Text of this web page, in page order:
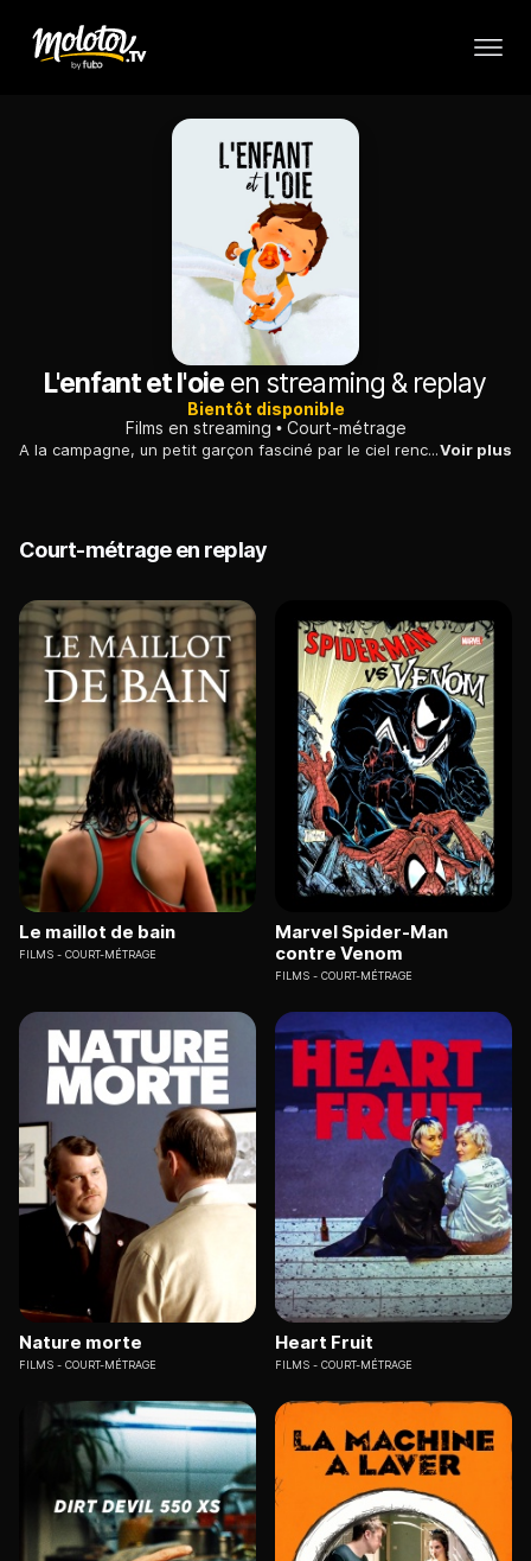
L'enfant et l'oieen streaming & replay
Bientôt disponible
Films en streaming
Court-métrage
A la campagne, un petit garçon fasciné par le ciel rencontre une oie et s'envole avec elle. Ils se retrouvent coincés sur les toits d'une ville...Voir plus
Court-métrage en replay
Le maillot de bain
FILMS COURT-MÉTRAGE
Marvel Spider-Man
contre Venom
FILMS COURT-MÉTRAGE
Nature morte
FILMS COURT-MÉTRAGE
Heart Fruit
FILMS COURT-MÉTRAGE